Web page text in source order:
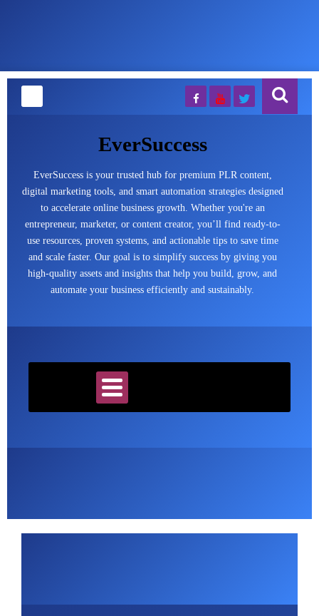
EverSuccess
EverSuccess is your trusted hub for premium PLR content,
digital marketing tools, and smart automation strategies designed
to accelerate online business growth. Whether you're an
entrepreneur, marketer, or content creator, you’ll find ready-to-
use resources, proven systems, and actionable tips to save time
and scale faster. Our goal is to simplify success by giving you
high-quality assets and insights that help you build, grow, and
automate your business efficiently and sustainably.